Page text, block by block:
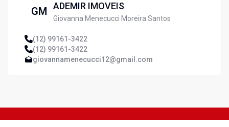
GM ADEMIR IMOVEIS
Giovanna Menecucci Moreira Santos
(12) 99161-3422
(12) 99161-3422
giovannamenecucci12@gmail.com